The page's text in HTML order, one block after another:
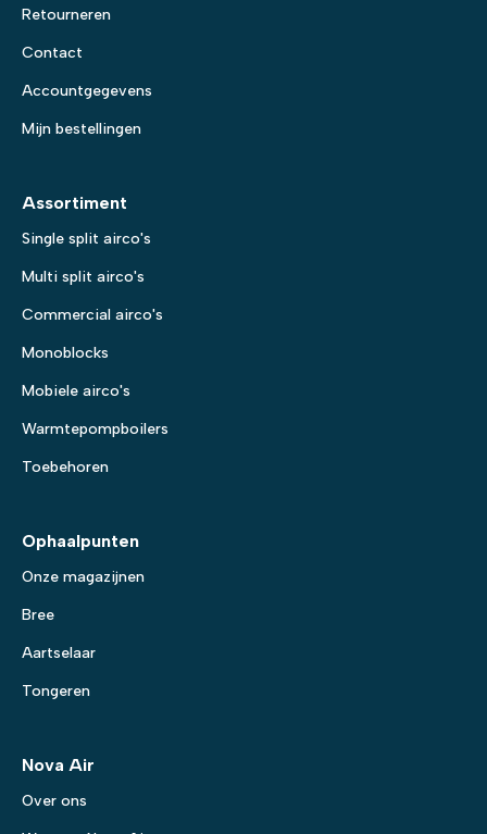
Retourneren
Contact
Accountgegevens
Mijn bestellingen
Assortiment
Single split airco's
Multi split airco's
Commercial airco's
Monoblocks
Mobiele airco's
Warmtepompboilers
Toebehoren
Ophaalpunten
Onze magazijnen
Bree
Aartselaar
Tongeren
Nova Air
Over ons